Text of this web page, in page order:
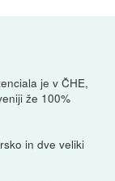
je v ČHE,
že 100%
in dve veliki